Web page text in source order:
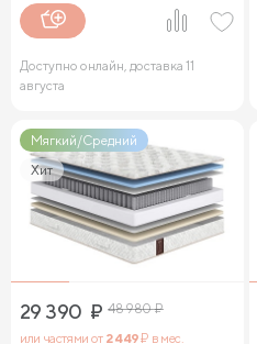
Доступно онлайн, доставка 11
августа
Мягкий/Средний
Хит
29 390 ₽ 48 980₽
или частями от 2 449₽ в мес.